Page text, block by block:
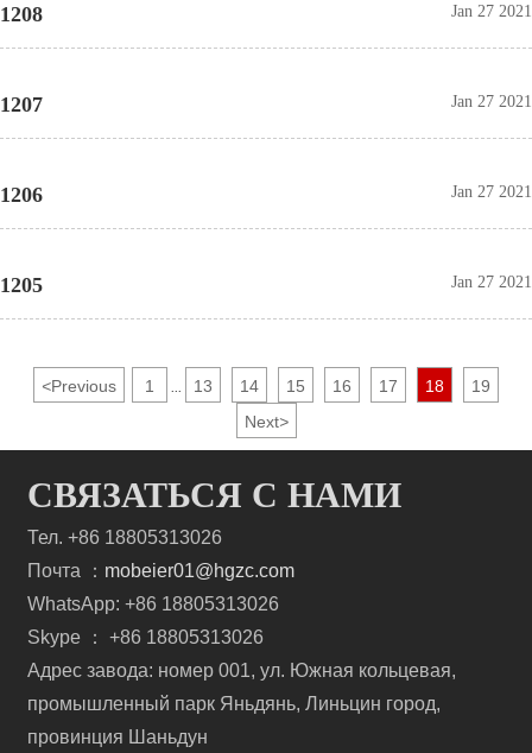
1208 Jan 27 2021
1207 Jan 27 2021
1206 Jan 27 2021
1205 Jan 27 2021
<Previous 1 13 14 15 16 17 18
19
Next>
СВЯЗАТЬСЯ С НАМИ
Тел. +86 18805313026
Почта ： mobeier01@hgzc.com
WhatsApp: +86 18805313026
Skype ： +86 18805313026
Адрес завода: номер 001, ул. Южная кольцевая,
промышленный парк Яньдянь, Линьцин город,
провинция Шаньдун